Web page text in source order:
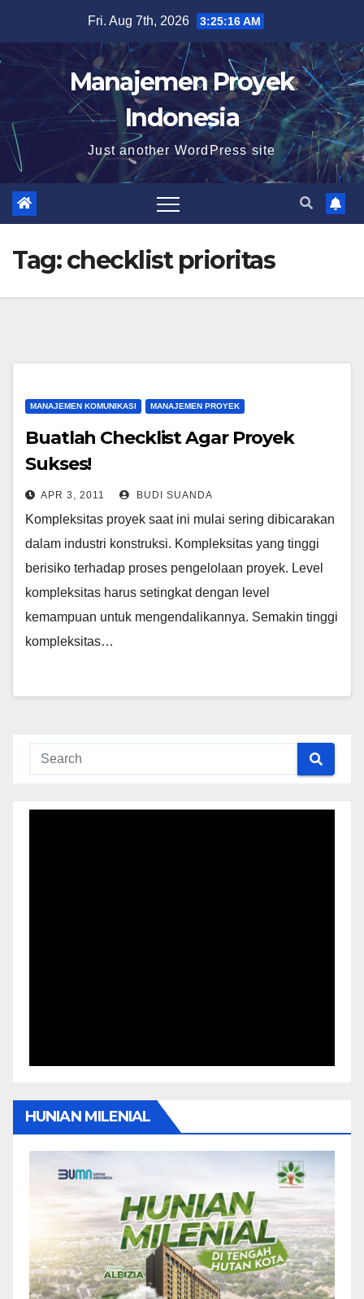
content
Fri. Aug 7th, 2026 3:25:17 AM
Manajemen Proyek
Indonesia
Just another WordPress site
Tag:checklist prioritas
MANAJEMEN KOMUNIKASI MANAJEMEN PROYEK
Buatlah Checklist Agar Proyek
Sukses!
APR 3, 2011 BUDI SUANDA
Kompleksitas proyek saat ini mulai sering dibicarakan
dalam industri konstruksi. Kompleksitas yang tinggi
berisiko terhadap proses pengelolaan proyek. Level
kompleksitas harus setingkat dengan level
kemampuan untuk mengendalikannya. Semakin tinggi
kompleksitas…
HUNIAN MILENIAL